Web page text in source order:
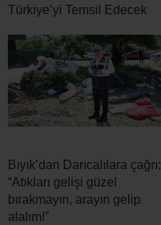
Türkiye’yi Temsil Edecek
Bıyık’dan Darıcalılara çağrı:
“Atıkları gelişi güzel
bırakmayın, arayın gelip
alalım!”